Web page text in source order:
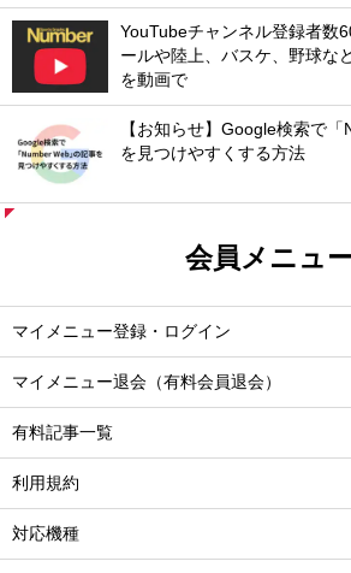
YouTubeチャンネル登録者数
ールや陸上、バスケ、野球な
を動画で
【お知らせ】Google検索で
を見つけやすくする方法
会員メニュ
マイメニュー登録・ログイン
マイメニュー退会（有料会員退会）
有料記事一覧
利用規約
対応機種